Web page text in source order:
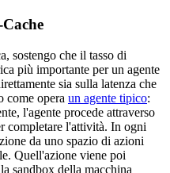
sostengo che il tasso di
più importante per un agente
sia sulla latenza che
come opera un agente tipico:
l'agente procede attraverso
completare l'attività. In ogni
da uno spazio di azioni
Quell'azione viene poi
sandbox della macchina